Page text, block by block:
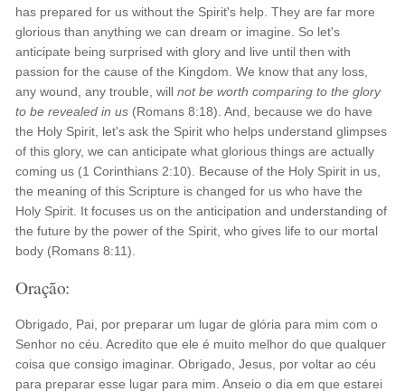
has prepared for us without the Spirit's help. They are far more
glorious than anything we can dream or imagine. So let's
anticipate being surprised with glory and live until then with
passion for the cause of the Kingdom. We know that any loss,
any wound, any trouble, willnot be worth comparing to the glory
to be revealed in us (Romans 8:18). And, because we do have
the Holy Spirit, let's ask the Spirit who helps understand glimpses
of this glory, we can anticipate what glorious things are actually
coming us (1 Corinthians 2:10). Because of the Holy Spirit in us,
the meaning of this Scripture is changed for us who have the
Holy Spirit. It focuses us on the anticipation and understanding of
the future by the power of the Spirit, who gives life to our mortal
body (Romans 8:11).
Oração:
Obrigado, Pai, por preparar um lugar de glória para mim com o
Senhor no céu. Acredito que ele é muito melhor do que qualquer
coisa que consigo imaginar. Obrigado, Jesus, por voltar ao céu
para preparar esse lugar para mim. Anseio o dia em que estarei